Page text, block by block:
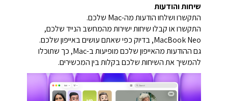
שיחות והודעות
התקשרו ושלחו הודעות מה-Mac שלכם.
התקשרו או קבלו שיחות ישירות מהמחשב הנייד שלכם,
MacBook Neo, בדיוק כפי שאתם עושים באייפון שלכם.
גם ההודעות מהאייפון שלכם מופיעות ב-Mac, כך שתוכלו
להמשיך את השיחות שלכם בקלות בין המכשירים.